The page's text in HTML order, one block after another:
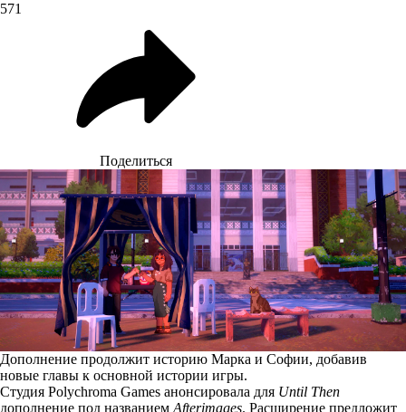
571
Поделиться
Дополнение продолжит историю Марка и Софии, добавив
новые главы к основной истории игры.
Студия Polychroma Games анонсировала для Until Then
дополнение под названием Afterimages. Расширение предложит